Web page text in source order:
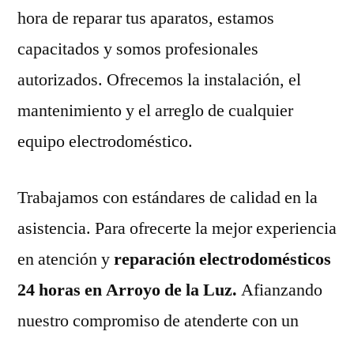
hora de reparar tus aparatos, estamos
capacitados y somos profesionales
autorizados. Ofrecemos la instalación, el
mantenimiento y el arreglo de cualquier
equipo electrodoméstico.
Trabajamos con estándares de calidad en la
asistencia. Para ofrecerte la mejor experiencia
en atención yreparación electrodomésticos
24 horas en Arroyo de la Luz. Afianzando
nuestro compromiso de atenderte con un